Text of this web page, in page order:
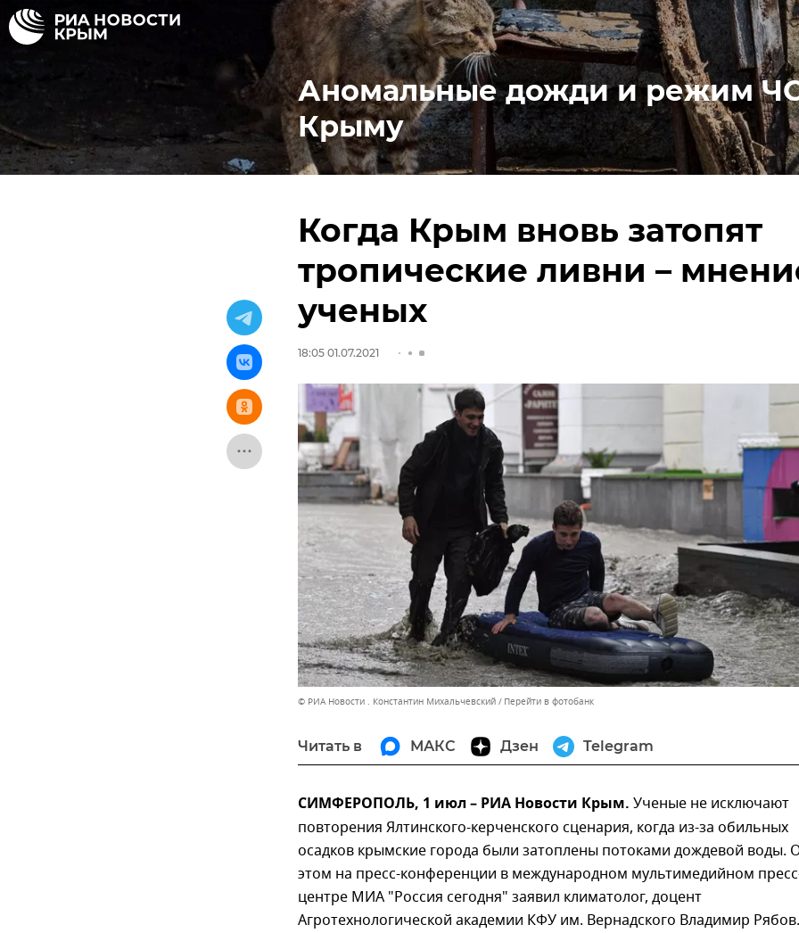
Аномальные дожди и режим
Крыму
Когда Крым вновь затопят
тропические ливни –
ученых
18:05 01.07.2021
© РИА Новости . Константин Михальчевский Перейти в фотобанк
Читать в МАКС Дзен Telegram
СИМФЕРОПОЛЬ, 1 июл – РИА Новости Крым. Ученые не исключают
повторения Ялтинского-керченского сценария, когда из-за обильных
осадков крымские города были затоплены потоками дождевой воды.
этом на пресс-конференции в международном мультимедийном
центре МИА "Россия сегодня" заявил климатолог, доцент
Агротехнологической академии КФУ им. Вернадского Владимир Рябов.